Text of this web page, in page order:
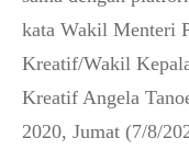
kata Wakil Menteri
Kreatif/Wakil
Kreatif Angela
2020, Jumat (7/8/